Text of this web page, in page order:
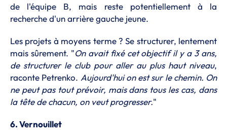
de l'équipe B, mais reste potentiellement à la
recherche d'un arrière gauche jeune.
Les projets à moyens terme ? Se structurer, lentement
mais sûrement. "On avait fixé cet objectif il y a 3 ans,
de structurer le club pour aller au plus haut niveau,
raconte Petrenko. Aujourd'hui on est sur le chemin. On
ne peut pas tout prévoir, mais dans tous les cas, dans
la tête de chacun, on veut progresser."
6. Vernouillet